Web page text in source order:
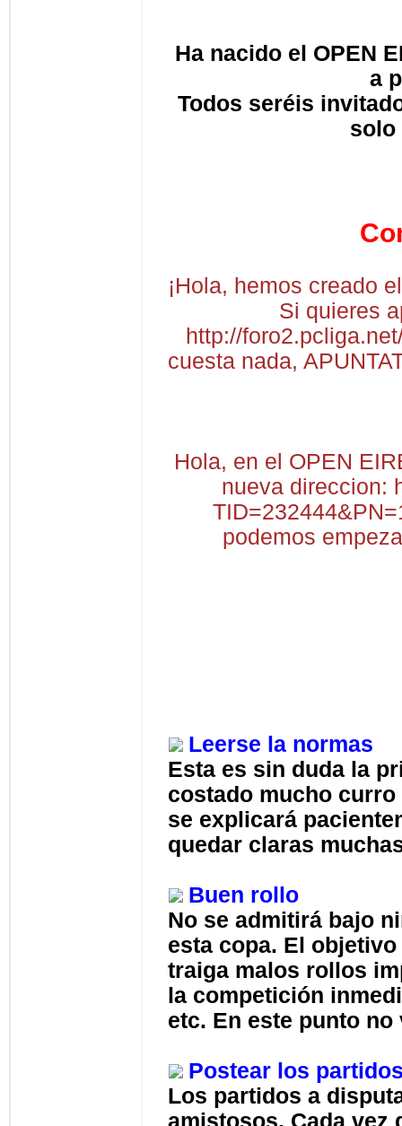
Ha nacido el OPEN
a
Todos seréis
solo
¡Hola, hemos creado
Si quieres
http://
cuesta nada,
Hola, en el OPEN
nueva direccion:
podemos
Leerse la normas
Esta es sin duda la
costado mucho
se explicará
quedar claras
Buen rollo
No se admitirá bajo
esta copa. El
traiga malos rollos
la competición
etc. En este punto
Postear los
Los partidos a
amistosos. Cada vez